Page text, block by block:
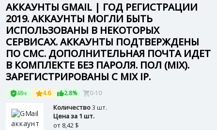
АККАУНТЫ GMAIL | ГОД РЕГИСТРАЦИИ
2019. АККАУНТЫ МОГЛИ БЫТЬ
ИСПОЛЬЗОВАНЫ В НЕКОТОРЫХ
СЕРВИСАХ. АККАУНТЫ ПОДТВЕРЖДЕНЫ
ПО СМС. ДОПОЛНИТЕЛЬНАЯ ПОЧТА ИДЕТ
В КОМПЛЕКТЕ БЕЗ ПАРОЛЯ. ПОЛ (MIX).
ЗАРЕГИСТРИРОВАНЫ С MIX IP.
48ч 4.6 2.8% 0-10
Количество3 шт.
Цена за 1 шт.
от 8,42 $